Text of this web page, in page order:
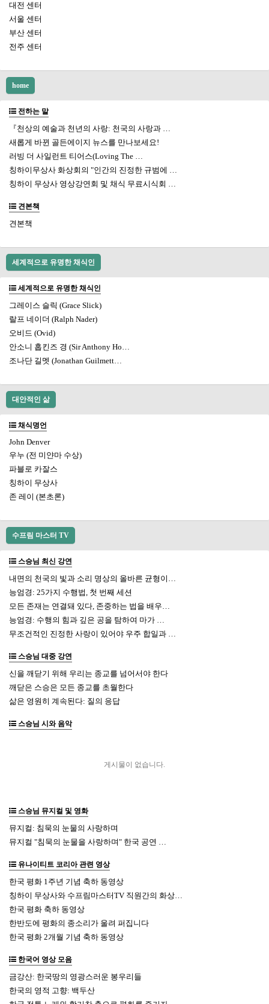
대전 센터
서울 센터
부산 센터
전주 센터
home
전하는 말
『천상의 예술과 천년의 사랑: 천국의 사랑과 …
새롭게 바뀐 골든에이지 뉴스를 만나보세요!
러빙 더 사일런트 티어스(Loving The …
칭하이무상사 화상회의 "인간의 진정한 규범에 …
칭하이 무상사 영상강연회 및 채식 무료시식회 …
견본책
견본책
세계적으로 유명한 채식인
세계적으로 유명한 채식인
그레이스 슬릭 (Grace Slick)
랄프 네이더 (Ralph Nader)
오비드 (Ovid)
안소니 홉킨즈 경 (Sir Anthony Ho…
조나단 길멧 (Jonathan Guilmett…
대안적인 삶
채식명언
John Denver
우누 (전 미얀마 수상)
파블로 카잘스
칭하이 무상사
존 레이 (본초론)
수프림 마스터 TV
스승님 최신 강연
내면의 천국의 빛과 소리 명상의 올바른 균형이…
능엄경: 25가지 수행법, 첫 번째 세션
모든 존재는 연결돼 있다, 존중하는 법을 배우…
능엄경: 수행의 힘과 깊은 공을 탐하여 마가 …
무조건적인 진정한 사랑이 있어야 우주 합일과 …
스승님 대중 강연
신을 깨닫기 위해 우리는 종교를 넘어서야 한다
깨닫은 스승은 모든 종교를 초월한다
삶은 영원히 계속된다: 질의 응답
스승님 시와 음악
게시물이 없습니다.
스승님 뮤지컬 및 영화
뮤지컬: 침묵의 눈물의 사랑하며
뮤지컬 "침묵의 눈물을 사랑하며" 한국 공연 …
유나이티트 코리아 관련 영상
한국 평화 1주년 기념 축하 동영상
칭하이 무상사와 수프림마스터TV 직원간의 화상…
한국 평화 축하 동영상
한반도에 평화의 종소리가 울려 퍼집니다
한국 평화 2개월 기념 축하 동영상
한국어 영상 모음
금강산: 한국땅의 영광스러운 봉우리들
한국의 영적 고향: 백두산